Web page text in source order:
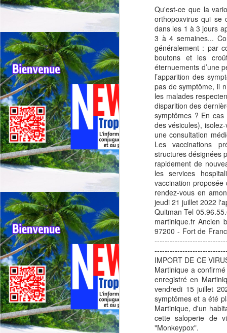
Qu'est-ce que la
orthopoxvirus qui se
dans les 1 à 3 jours
3 à 4 semaines...
généralement : par
boutons et les
éternuements d’une
l’apparition des
pas de symptôme, il
les malades
disparition des
symptômes ? En cas
des vésicules),
une consultation
Les vaccinations
structures désignées
rapidement de
les services
vaccination
rendez-vous en
jeudi 21 juillet 2022
Quitman Tel
martinique.fr Ancien
97200 - Fort de
IMPORT DE CE
Martinique a
enregistré en
vendredi 15 juillet
symptômes et a été
Martinique, d'un
cette saloperie de
"Monkeypox".